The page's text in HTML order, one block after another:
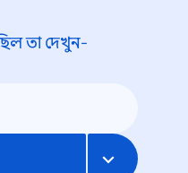
তা দেখুন-